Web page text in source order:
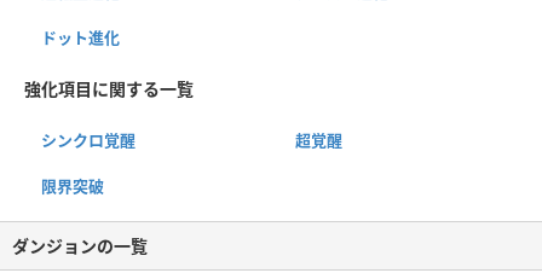
ドット進化
強化項目に関する一覧
シンクロ覚醒 超覚醒
限界突破
ダンジョンの一覧